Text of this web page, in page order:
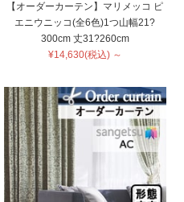
【オーダーカーテン】マリメッコ ピ
エニウニッコ(全6色)1つ山幅21?
300cm 丈31?260cm
¥14,630(税込) ～